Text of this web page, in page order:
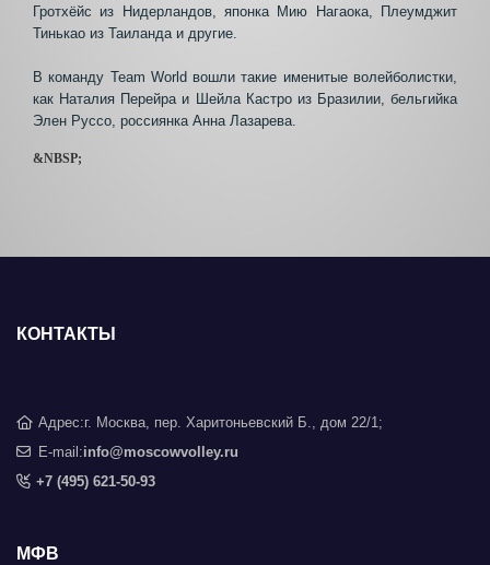
Гротхёйс из Нидерландов, японка Мию Нагаока, Плеумджит
Тинькао из Таиланда и другие.
В команду Team World вошли такие именитые волейболистки,
как Наталия Перейра и Шейла Кастро из Бразилии, бельгийка
Элен Руссо, россиянка Анна Лазарева.
&NBSP;
КОНТАКТЫ
Адрес:г. Москва, пер. Харитоньевский Б., дом 22/1;
E-mail:info@moscowvolley.ru
+7 (495) 621-50-93
МФВ